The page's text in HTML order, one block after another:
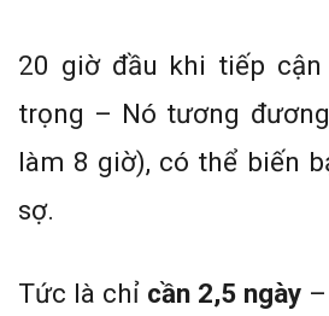
20 giờ đầu khi tiếp
trọng – Nó tương
làm 8 giờ), có thể biến
sợ.
Tức là chỉ cần 2,5 ngày